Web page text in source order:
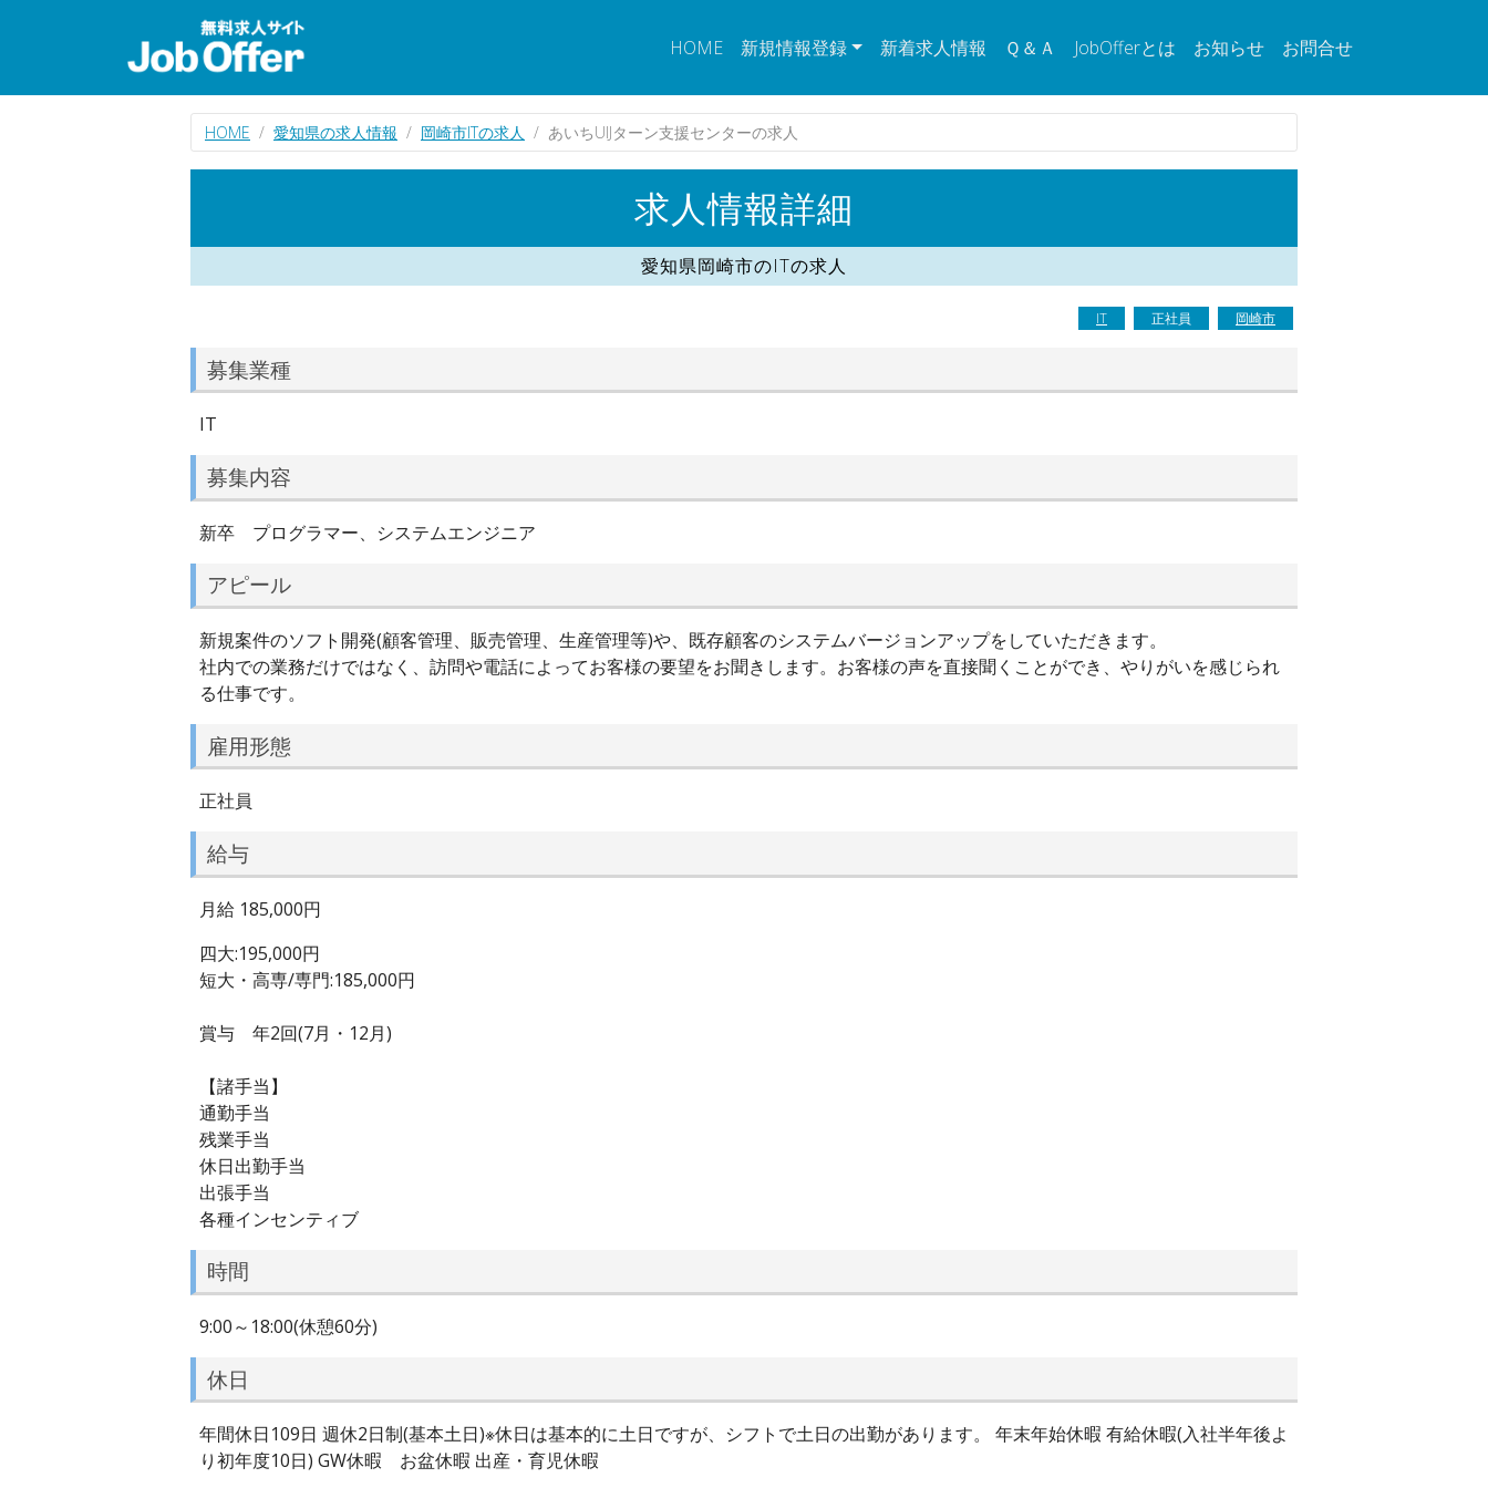
HOME 新規情報登録 新着求人情報 Ｑ＆Ａ JobOfferとは お知らせ お問合せ
HOME 愛知県の求人情報 岡崎市ITの求人 あいちUIJターン支援センターの求人
求人情報詳細
愛知県岡崎市のITの求人
IT 正社員 岡崎市
募集業種
IT
募集内容
新卒 プログラマー、システムエンジニア
アピール
新規案件のソフト開発(顧客管理、販売管理、生産管理等)や、既存顧客のシステムバージョンアップをしていただきます。
社内での業務だけではなく、訪問や電話によってお客様の要望をお聞きします。お客様の声を直接聞くことができ、やりがいを感じられ
る仕事です。
雇用形態
正社員
給与
月給 185,000円
四大:195,000円
短大・高専/専門:185,000円
賞与 年2回(7月・12月)
【諸手当】
通勤手当
残業手当
休日出勤手当
出張手当
各種インセンティブ
時間
9:00～18:00(休憩60分)
休日
年間休日109日 週休2日制(基本土日)※休日は基本的に土日ですが、シフトで土日の出勤があります。 年末年始休暇 有給休暇(入社半年後よ
り初年度10日) GW休暇 お盆休暇 出産・育児休暇